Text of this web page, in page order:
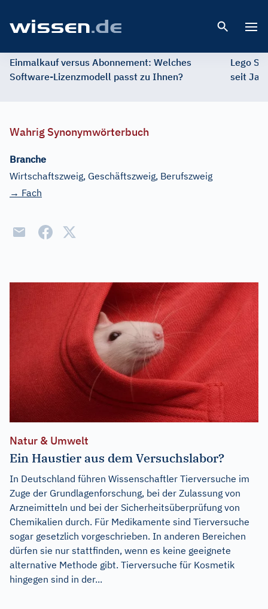
Einmalkauf versus Abonnement: Welches
Software-Lizenzmodell passt zu Ihnen?
Lego
seit
Wahrig Synonymwörterbuch
Branche
Wirtschaftszweig, Geschäftszweig, Berufszweig
→ Fach
Natur & Umwelt
Ein Haustier aus dem Versuchslabor?
In Deutschland führen Wissenschaftler Tierversuche im
Zuge der Grundlagenforschung, bei der Zulassung von
Arzneimitteln und bei der Sicherheitsüberprüfung von
Chemikalien durch. Für Medikamente sind Tierversuche
sogar gesetzlich vorgeschrieben. In anderen Bereichen
dürfen sie nur stattfinden, wenn es keine geeignete
alternative Methode gibt. Tierversuche für Kosmetik
hingegen sind in der...